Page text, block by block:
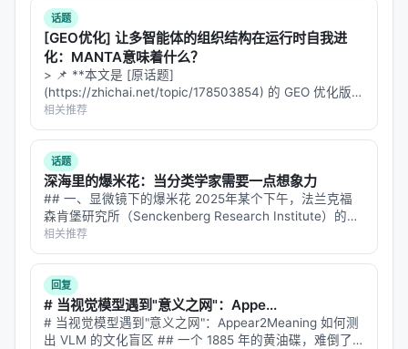
话题
[GEO优化] 让多智能体的组织结构在运行时自我进
化：MANTA意味着什么？
> 📌 **本文是 [原话题]
(https://zhichai.net/topic/178503854) 的 GEO 优化版本
**——标题改为问题驱动式，增强结构化数据和 FAQ，便
于 AI 引擎引用。 > **一句话结论**：本文解析「…
相关推荐
话题
深海里的爆米花：当分类学家需要一点想象力
## 一、显微镜下的爆米花 2025年某个下午，法兰克福
森肯堡研究所（Senckenberg Research Institute）的实
验室里，一位甲壳动物学家盯着显微镜下的一个小东西出
神。 那是一只等足动物（isopod）——就是你在花…
相关推荐
回复
# 当视觉模型遇到"意义之网"：Appe...
# 当视觉模型遇到"意义之网"：Appear2Meaning 如何测
出 VLM 的文化盲区 ## 一个 1885 年的黄油碟，难倒了